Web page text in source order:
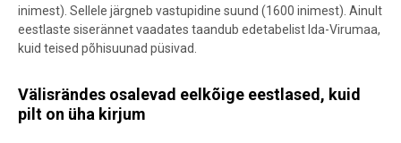
inimest). Sellele järgneb vastupidine suund (1600 inimest). Ainult
eestlaste siserännet vaadates taandub edetabelist Ida-Virumaa,
kuid teised põhisuunad püsivad.
Välisrändes osalevad eelkõige eestlased, kuid
pilt on üha kirjum